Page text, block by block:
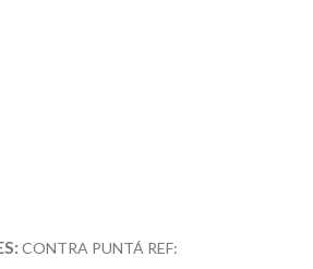
CONTRA PUNTÁ REF: